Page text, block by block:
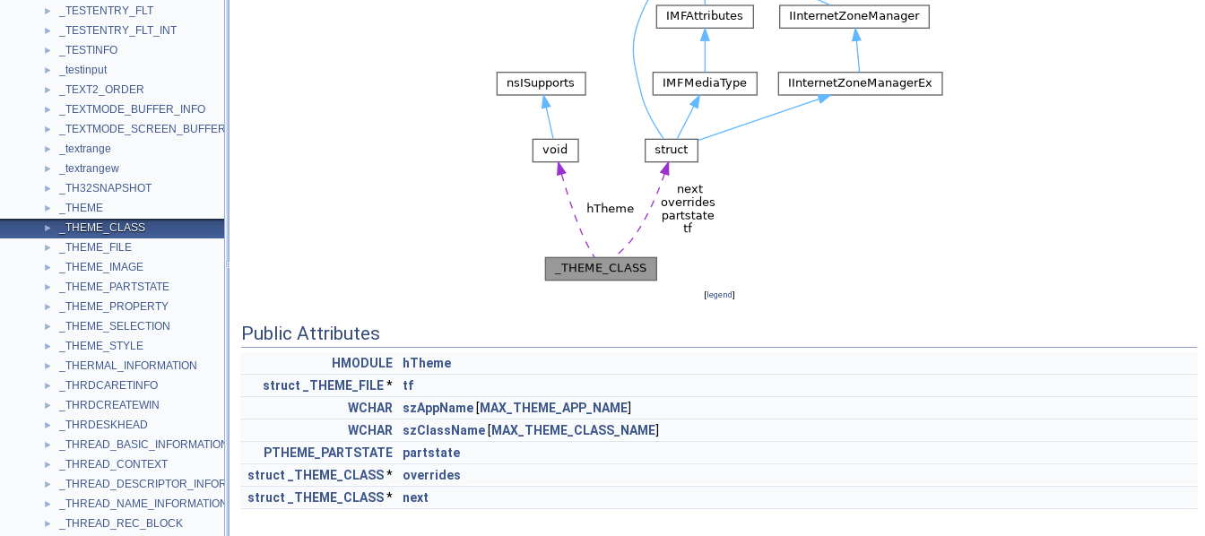
► _TESTENTRY_FLT
► _TESTENTRY_FLT_INT
► _TESTINFO
► _testinput
► _TEXT2_ORDER
► _TEXTMODE_BUFFER_INFO
► _TEXTMODE_SCREEN_BUFFER
► _textrange
► _textrangew
► _TH32SNAPSHOT
► _THEME
► _THEME_CLASS
► _THEME_FILE
► _THEME_IMAGE
► _THEME_PARTSTATE
► _THEME_PROPERTY
► _THEME_SELECTION
► _THEME_STYLE
► _THERMAL_INFORMATION
► _THRDCARETINFO
► _THRDCREATEWIN
► _THRDESKHEAD
► _THREAD_BASIC_INFORMATION
► _THREAD_CONTEXT
► _THREAD_DESCRIPTOR_INFORMATION
► _THREAD_NAME_INFORMATION
► _THREAD_REC_BLOCK
[legend]
Public Attributes
HMODULE
hTheme
struct
_THEME_FILE*
tf
WCHAR
szAppName [ MAX_THEME_APP_NAME]
WCHAR
szClassName [ MAX_THEME_CLASS_NAME]
PTHEME_PARTSTATE
partstate
struct
_THEME_CLASS*
overrides
struct
_THEME_CLASS* next